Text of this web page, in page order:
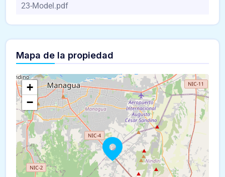
23-Model.pdf
Mapa de la propiedad
+
−